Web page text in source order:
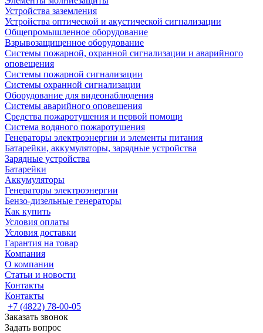
Устройства заземления
Устройства оптической и акустической сигнализации
Общепромышленное оборудование
Взрывозащищенное оборудование
Системы пожарной, охранной сигнализации и аварийного
оповещения
Системы пожарной сигнализации
Системы охранной сигнализации
Оборудование для видеонаблюдения
Системы аварийного оповещения
Средства пожаротушения и первой помощи
Система водяного пожаротушения
Генераторы электроэнергии и элементы питания
Батарейки, аккумуляторы, зарядные устройства
Зарядные устройства
Батарейки
Аккумуляторы
Генераторы электроэнергии
Бензо-дизельные генераторы
Как купить
Условия оплаты
Условия доставки
Гарантия на товар
Компания
О компании
Статьи и новости
Контакты
Контакты
+7 (4822) 78-00-05
Заказать звонок
Задать вопрос